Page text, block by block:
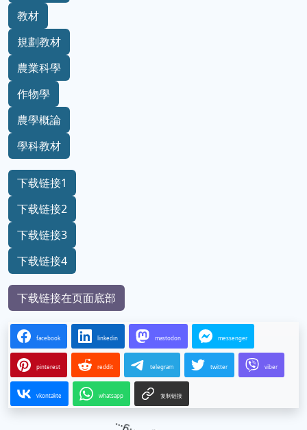
教材
規劃教材
農業科學
作物學
農學概論
學科教材
下载链接1
下载链接2
下载链接3
下载链接4
下载链接在页面底部
facebook linkedin mastodon messenger
pinterest reddit telegram twitter viber
vkontakte whatsapp 复制链接